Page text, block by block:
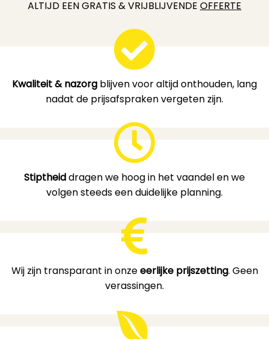
ALTIJD EEN GRATIS & VRIJBLIJVENDE OFFERTE
Kwaliteit & nazorg blijven voor altijd onthouden, lang
nadat de prijsafspraken vergeten zijn.
Stiptheiddragen we hoog in het vaandel en we
volgen steeds een duidelijke planning.
Wij zijn transparant in onzeeerlijke prijszetting. Geen
verassingen.